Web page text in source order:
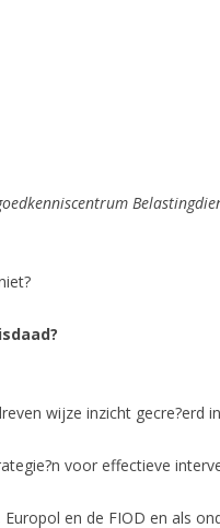
wijze inzicht
voor effectieve
en de FIOD en als